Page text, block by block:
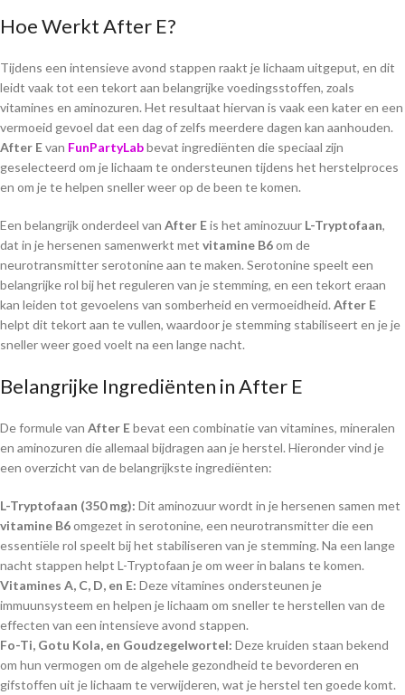
Hoe Werkt After E?
Tijdens een intensieve avond stappen raakt je lichaam uitgeput, en dit
leidt vaak tot een tekort aan belangrijke voedingsstoffen, zoals
vitamines en aminozuren. Het resultaat hiervan is vaak een kater en een
vermoeid gevoel dat een dag of zelfs meerdere dagen kan aanhouden.
After Evan FunPartyLabbevat ingrediënten die speciaal zijn
geselecteerd om je lichaam te ondersteunen tijdens het herstelproces
en om je te helpen sneller weer op de been te komen.
Een belangrijk onderdeel van After Eis het aminozuur L-Tryptofaan,
dat in je hersenen samenwerkt met vitamine B6om de
neurotransmitter serotonine aan te maken. Serotonine speelt een
belangrijke rol bij het reguleren van je stemming, en een tekort eraan
kan leiden tot gevoelens van somberheid en vermoeidheid. After E
helpt dit tekort aan te vullen, waardoor je stemming stabiliseert en je je
sneller weer goed voelt na een lange nacht.
Belangrijke Ingrediënten in After E
De formule van After Ebevat een combinatie van vitamines, mineralen
en aminozuren die allemaal bijdragen aan je herstel. Hieronder vind je
een overzicht van de belangrijkste ingrediënten:
L-Tryptofaan (350 mg): Dit aminozuur wordt in je hersenen samen met
vitamine B6omgezet in serotonine, een neurotransmitter die een
essentiële rol speelt bij het stabiliseren van je stemming. Na een lange
nacht stappen helpt L-Tryptofaan je om weer in balans te komen.
Vitamines A, C, D, en E: Deze vitamines ondersteunen je
immuunsysteem en helpen je lichaam om sneller te herstellen van de
effecten van een intensieve avond stappen.
Fo-Ti, Gotu Kola, en Goudzegelwortel: Deze kruiden staan bekend
om hun vermogen om de algehele gezondheid te bevorderen en
gifstoffen uit je lichaam te verwijderen, wat je herstel ten goede komt.